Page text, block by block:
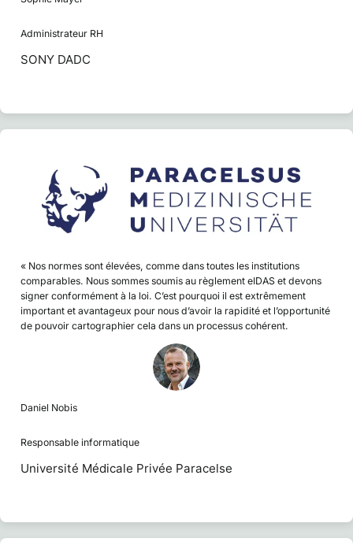
Administrateur RH
SONY DADC
« Nos normes sont élevées, comme dans toutes les institutions
comparables. Nous sommes soumis au règlement eIDAS et devons
signer conformément à la loi. C’est pourquoi il est extrêmement
important et avantageux pour nous d’avoir la rapidité et l’opportunité
de pouvoir cartographier cela dans un processus cohérent.
Daniel Nobis
Responsable informatique
Université Médicale Privée Paracelse